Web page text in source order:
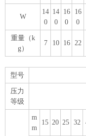
W
14
0
14
0
16
0
16
0
重量（k
g）
7 10 16 22
型号
压力
等级
m
m
15 20 25 32